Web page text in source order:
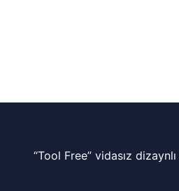
“Tool Free” vidasız